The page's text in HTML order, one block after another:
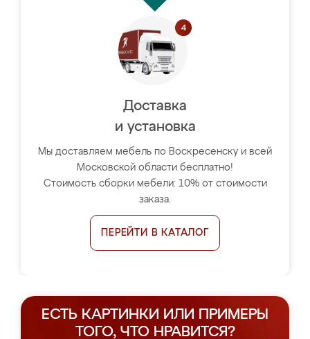
Доставка
и установка
Мы доставляем мебель по Воскресенску и всей
Московской области бесплатно!
Стоимость сборки мебели: 10% от стоимости
заказа.
ПЕРЕЙТИ В КАТАЛОГ
ЕСТЬ КАРТИНКИ ИЛИ ПРИМЕРЫ
ТОГО, ЧТО НРАВИТСЯ?